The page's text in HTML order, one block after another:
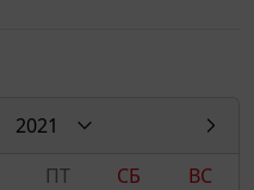
2021
ПТ СБ
ВС